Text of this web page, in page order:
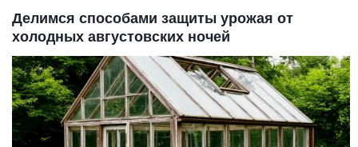
Делимся способами защиты урожая от
холодных августовских ночей